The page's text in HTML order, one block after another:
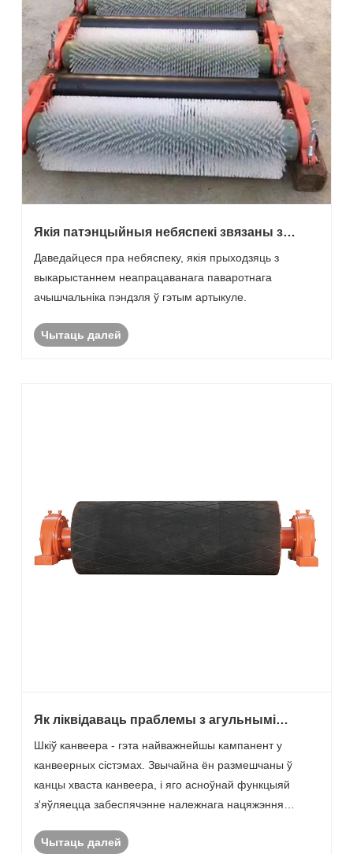
Якія патэнцыйныя небяспекі звязаны з
-паваротнай шчоткі?
Даведайцеся пра небяспеку, якія прыходзяць з
выкарыстаннем неапрацаванага паваротнага
ачышчальніка пэндзля ў гэтым артыкуле.
Чытаць далей
Як ліквідаваць праблемы з агульнымі
Шкіў канвеера - гэта найважнейшы кампанент у
канвеерных сістэмах. Звычайна ён размешчаны ў
канцы хваста канвеера, і яго асноўнай функцыяй
з'яўляецца забеспячэнне належнага нацяжэння
словамі, шкіў канвеера дапамагае падтрымліваць
Чытаць далей